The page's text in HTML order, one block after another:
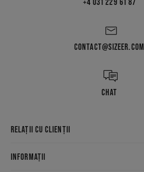
CONTACT@SIZEER.COM
CHAT
RELAȚII CU CLIENȚII
INFORMAȚII